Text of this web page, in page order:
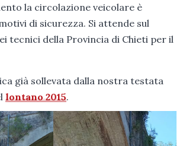
la circolazione veicolare è
di sicurezza. Si attende sul
tecnici della Provincia di Chieti per il
già sollevata dalla nostra testata
lontano 2015.